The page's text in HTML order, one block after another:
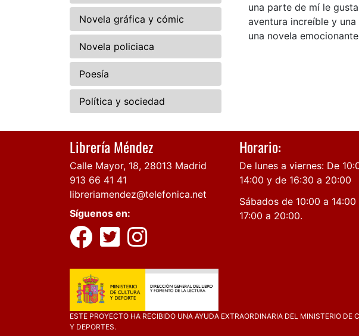
Novela gráfica y cómic
Novela policiaca
Poesía
Política y sociedad
una parte de mí le
aventura increíble y
una novela
Librería Méndez
Calle Mayor, 18, 28013 Madrid
913 66 41 41
libreriamendez@telefonica.net
Síguenos en:
Horario:
De lunes a viernes: De
14:00 y de 16:30 a 20:00
Sábados de 10:00 a
17:00 a 20:00.
ESTE PROYECTO HA RECIBIDO UNA AYUDA EXTRAORDINARIA DEL MINISTERIO DE
Y DEPORTES.